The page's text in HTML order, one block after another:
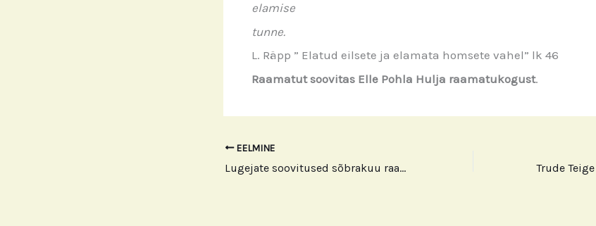
elamise
tunne.
L. Räpp ” Elatud eilsete ja elamata homsete vahel” lk 46
Raamatut soovitas Elle Pohla Hulja raamatukogust.
EELMINE
Lugejate soovitused sõbrakuu raames